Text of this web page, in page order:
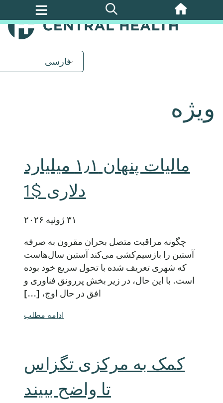
پرش
به
فارسی
ویژه
مالیات پنهان ۱٫۱ میلیارد
دلاری $1
۳۱ ژوئیه ۲۰۲۶
چگونه مراقبت متصل بحران مقرون به صرفه
آستین را بازسیم‌کشی می‌کند آستین سال‌هاست
که شهری تعریف شده با تحول سریع خود بوده
است. با این حال، در زیر بخش پررونق فناوری و
افق در حال اوج، [...]
ادامه مطلب
کمک به مرکزی تگزاس
تا واضح ببیند